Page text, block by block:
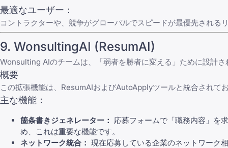
最適なユーザー：
コントラクターや、競争がグローバルでスピードが最優先される
9. WonsultingAI (ResumAI)
Wonsulting AIのチームは、「弱者を勝者に変える」ために設計
概要
この拡張機能は、ResumAIおよびAutoApplyツールと統合されて
主な機能：
箇条書きジェネレーター： 応募フォームで「職務内容」を
め、これは重要な機能です。
ネットワーク統合： 現在応募している企業のネットワーク